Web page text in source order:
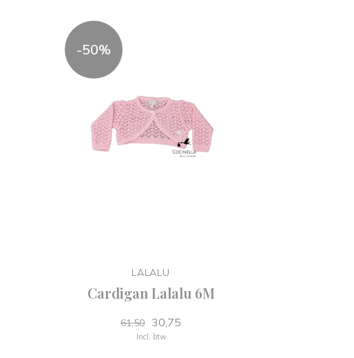
-50%
LALALU
Cardigan Lalalu 6M
61,50 30,75
Incl. btw